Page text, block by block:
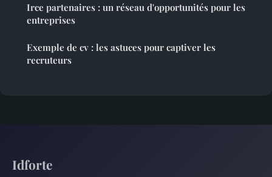
Irce partenaires : un réseau d'opportunités pour les
entreprises
Exemple de cv : les astuces pour captiver les
recruteurs
Idforte